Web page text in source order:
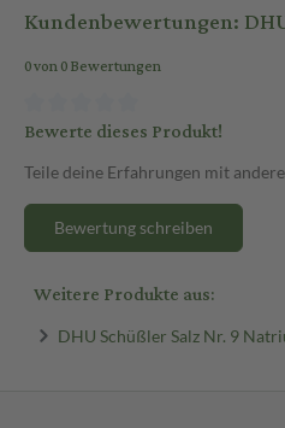
Kundenbewertungen:
0 von 0 Bewertungen
Bewerte dieses Produkt!
Teile deine Erfahrungen mit
Bewertung schreiben
Weitere Produkte aus:
DHU Schüßler Salz Nr. 9